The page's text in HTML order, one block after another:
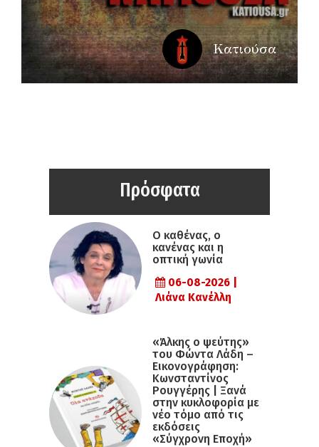
Κατιούσα
Πρόσφατα
Ο καθένας, ο
κανένας και η
οπτική γωνία
06-08-2026 |
Λιάνα Κανέλλη
«Άλκης ο ψεύτης»
του Φώντα Λάδη –
Εικονογράφηση:
Κωνσταντίνος
Ρουγγέρης | Ξανά
στην κυκλοφορία με
νέο τόμο από τις
εκδόσεις
«Σύγχρονη Εποχή»